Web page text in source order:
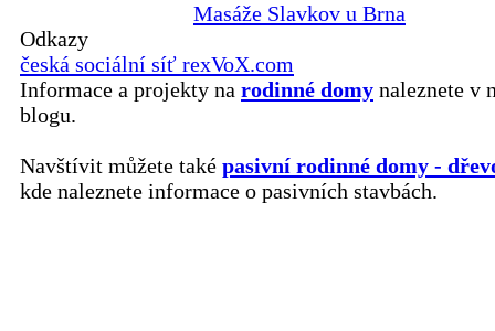
Masáže Slavkov u Brna
Odkazy
česká sociální síť rexVoX.com
Informace a projekty na rodinné domy naleznete v
blogu.
Navštívit můžete také pasivní rodinné domy -
kde naleznete informace o pasivních stavbách.